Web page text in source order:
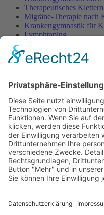
Therapeutisches Klettern
Migräne-Therapie nach
Krankengymnastik für
Lymphtaping
Rücken Therapie
Aqua Fitness
FDM – Faszien-
Zumba Gold
Rückbildungsgymnastik
Kinder Therapie
Krankengymnastik
Krankengymnastik
Krankengymnastik für
Karriere